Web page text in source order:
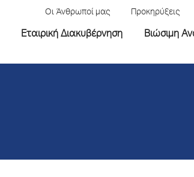
Οι Άνθρωποί μας Προκηρύξεις
Εταιρική Διακυβέρνηση Βιώσιμη